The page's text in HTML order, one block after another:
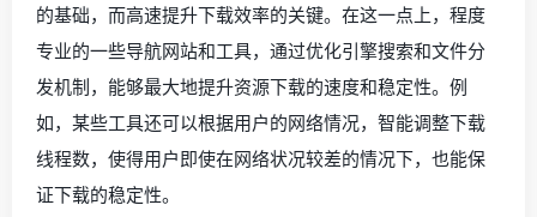
的基础，而高速提升下载效率的关键。在这一点上，程度
专业的一些导航网站和工具，通过优化引擎搜索和文件分
发机制，能够最大地提升资源下载的速度和稳定性。例
如，某些工具还可以根据用户的网络情况，智能调整下载
线程数，使得用户即使在网络状况较差的情况下，也能保
证下载的稳定性。